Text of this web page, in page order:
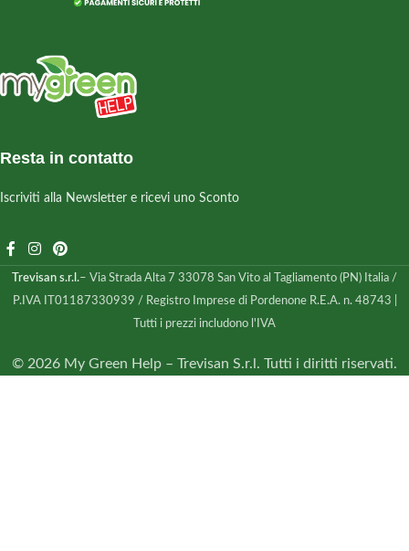
Resta in contatto
Iscriviti alla Newsletter e ricevi uno Sconto
Trevisan s.r.l.– Via Strada Alta 7 33078 San Vito al Tagliamento (PN) Italia /
P.IVA IT01187330939 / Registro Imprese di Pordenone R.E.A. n. 48743 |
Tutti i prezzi includono l'IVA
© 2026 My Green Help – Trevisan S.r.l. Tutti i diritti riservati.